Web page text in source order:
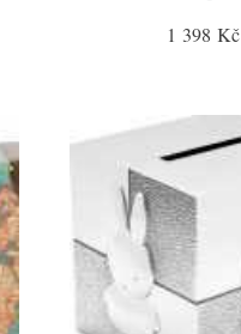
1 398 Kč